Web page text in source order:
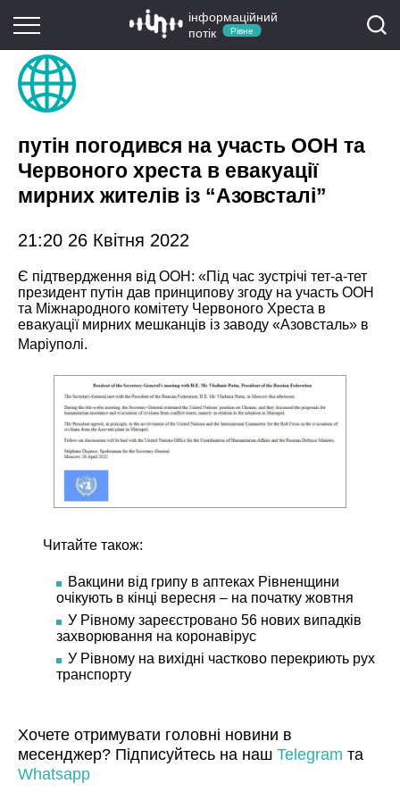
інформаційний
потік
Рівне
путін погодився на участь ООН та
Червоного хреста в евакуації
мирних жителів із “Азовсталі”
21:20 26 Квітня 2022
Є підтвердження від ООН: «Під час зустрічі тет-а-тет
президент путін дав принципову згоду на участь ООН
та Міжнародного комітету Червоного Хреста в
евакуації мирних мешканців із заводу «Азовсталь» в
Маріуполі.
Читайте також:
Вакцини від грипу в аптеках Рівненщини
очікують в кінці вересня – на початку жовтня
У Рівному зареєстровано 56 нових випадків
захворювання на коронавірус
У Рівному на вихідні частково перекриють рух
транспорту
Хочете отримувати головні новини в
месенджер? Підписуйтесь на наш Telegram та
Whatsapp